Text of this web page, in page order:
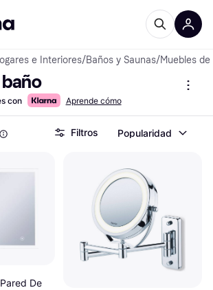
e Interiores/Baños y Saunas/Muebles
baño
con Aprende cómo
Filtros Popularidad
De